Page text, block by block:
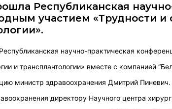
Республиканская
участием «Трудности и
Республиканская научно-практическая
и трансплантологии» вместе с компанией
министр здравоохранения Дмитрий
директору Научного центра